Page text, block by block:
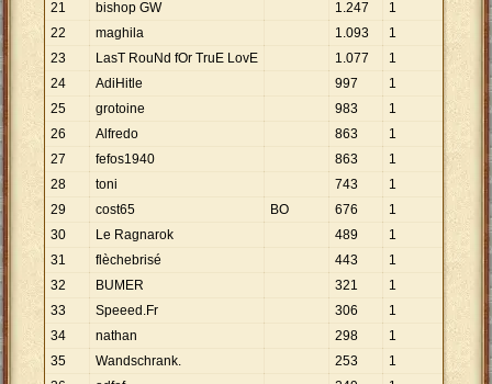
21
bishop GW 1.247
1
22
maghila 1.093
1
23
LasT RouNd fOr TruE LovE 1.077
1
24
AdiHitle 997
1
25
grotoine 983
1
26
Alfredo 863
1
27
fefos1940 863
1
28
toni 743
1
29
cost65 BO 676
1
30
Le Ragnarok 489
1
31
flèchebrisé 443
1
32
BUMER 321
1
33
Speeed.Fr 306
1
34
nathan 298
1
35
Wandschrank. 253
1